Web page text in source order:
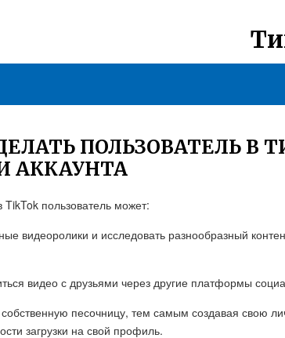
ПОЛЬЗОВАТЕЛЬ В
АККАУНТА
TikTok пользователь может:
видеоролики и исследовать разнообразный
видео с друзьями через другие платформы
песочницу, тем самым создавая свою
загрузки на свой профиль.